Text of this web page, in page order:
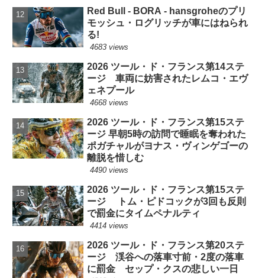
Red Bull - BORA - hansgroheのプリ
モッシュ・ログリッチが車にはねられ
る!
4683 views
2026 ツール・ド・フランス第14ステ
ージ 車両に妨害されたレムコ・エヴ
ェネプール
4668 views
2026 ツール・ド・フランス第15ステ
ージ 早朝5時の訪問で睡眠を奪われた
ポガチャルがヨナス・ヴィンゲゴーの
離脱を惜しむ
4490 views
2026 ツール・ド・フランス第15ステ
ージ トム・ピドコックが3回も反則
で罰金にタイムペナルティ
4414 views
2026 ツール・ド・フランス第20ステ
ージ 渓谷への落車寸前・2度の落車
に罰金 セップ・クスの悲しい一日